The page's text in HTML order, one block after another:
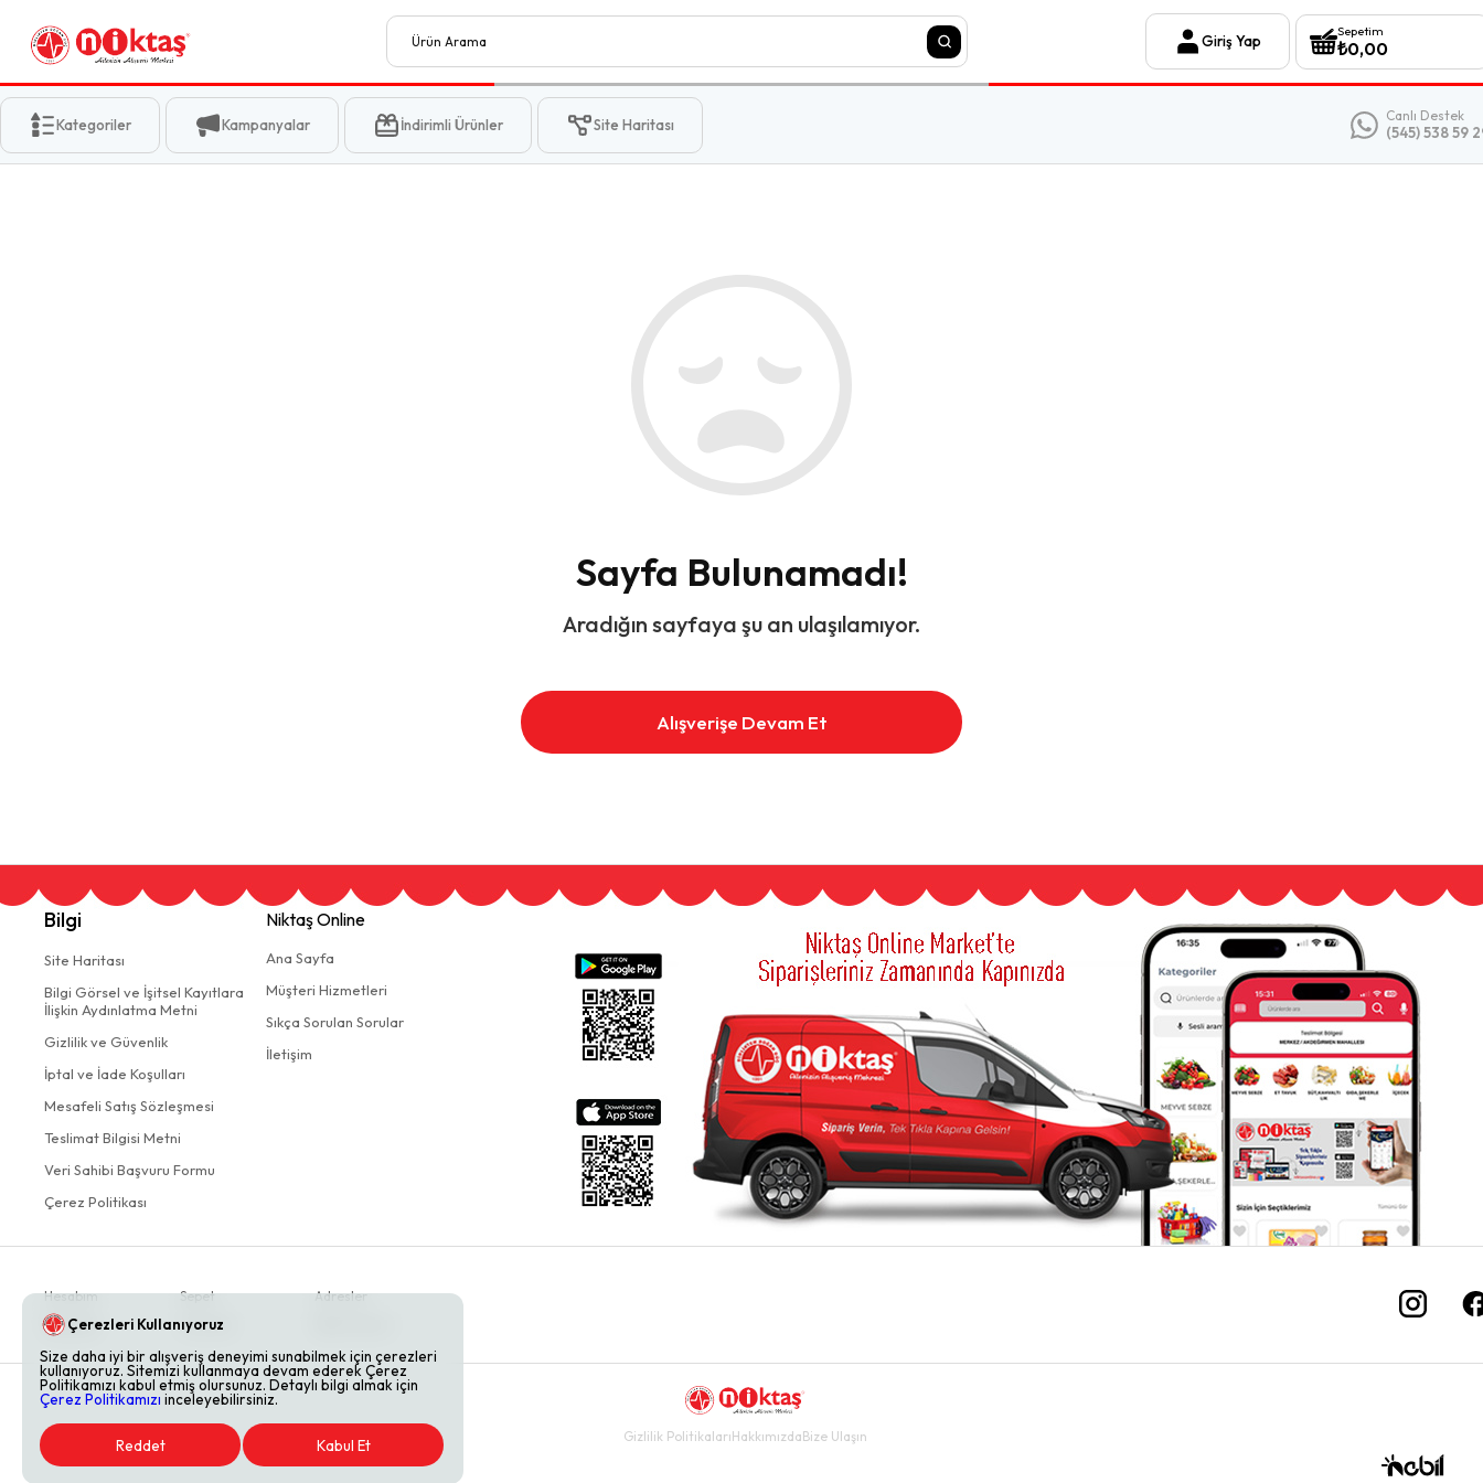
Giriş Yap
Sepetim
₺0,00
Kategoriler Kampanyalar İndirimli Ürünler Site Haritası Canlı Destek
(545) 538 59
Sayfa Bulunamadı!
Aradığın sayfaya şu an ulaşılamıyor.
Alışverişe Devam Et
Bilgi
Site Haritası
Bilgi Görsel ve İşitsel Kayıtlara
İlişkin Aydınlatma Metni
Gizlilik ve Güvenlik
İptal ve İade Koşulları
Mesafeli Satış Sözleşmesi
Teslimat Bilgisi Metni
Veri Sahibi Başvuru Formu
Çerez Politikası
Niktaş Online
Ana Sayfa
Müşteri Hizmetleri
Sıkça Sorulan Sorular
İletişim
Hesabım
Siparişler
Sepet
Favoriler
Adresler
Gizlilik PolitikalarıHakkımızdaBize Ulaşın
Çerezleri Kullanıyoruz
Size daha iyi bir alışveriş deneyimi sunabilmek için çerezleri
kullanıyoruz. Sitemizi kullanmaya devam ederek Çerez
Politikamızı kabul etmiş olursunuz. Detaylı bilgi almak için
Çerez Politikamızı inceleyebilirsiniz.
Reddet Kabul Et